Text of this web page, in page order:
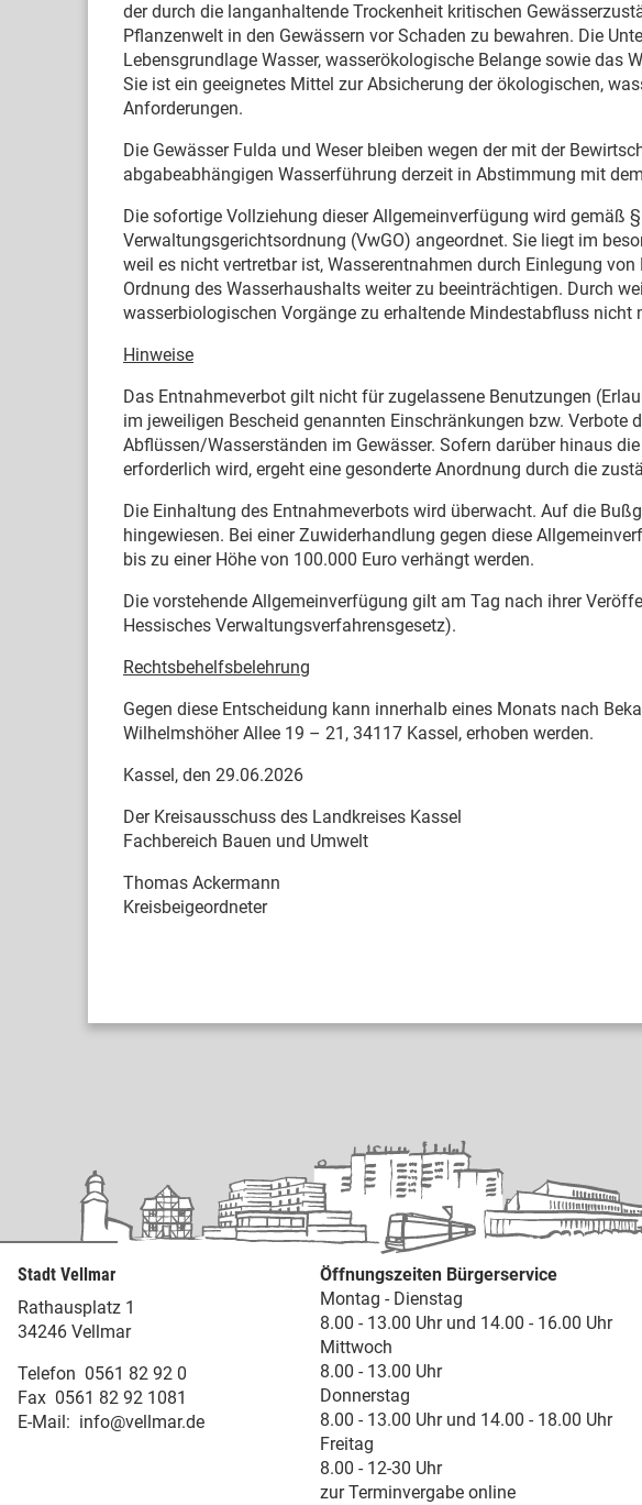
der durch die langanhaltende Trockenheit kritischen
Pflanzenwelt in den Gewässern vor Schaden zu bewahren. Die
Lebensgrundlage Wasser, wasserökologische Belange sowie das
Sie ist ein geeignetes Mittel zur Absicherung der ökologischen,
Anforderungen.
Die Gewässer Fulda und Weser bleiben wegen der mit der
abgabeabhängigen Wasserführung derzeit in Abstimmung mit
Die sofortige Vollziehung dieser Allgemeinverfügung wird gemäß
Verwaltungsgerichtsordnung (VwGO) angeordnet. Sie liegt im
weil es nicht vertretbar ist, Wasserentnahmen durch Einlegung
Ordnung des Wasserhaushalts weiter zu beeinträchtigen. Durch
wasserbiologischen Vorgänge zu erhaltende Mindestabfluss nicht
Hinweise
Das Entnahmeverbot gilt nicht für zugelassene Benutzungen
im jeweiligen Bescheid genannten Einschränkungen bzw. Verbote
Abflüssen/Wasserständen im Gewässer. Sofern darüber hinaus
erforderlich wird, ergeht eine gesonderte Anordnung durch die
Die Einhaltung des Entnahmeverbots wird überwacht. Auf die
hingewiesen. Bei einer Zuwiderhandlung gegen diese
bis zu einer Höhe von 100.000 Euro verhängt werden.
Die vorstehende Allgemeinverfügung gilt am Tag nach ihrer
Hessisches Verwaltungsverfahrensgesetz).
Rechtsbehelfsbelehrung
Gegen diese Entscheidung kann innerhalb eines Monats nach
Wilhelmshöher Allee 19 – 21, 34117 Kassel, erhoben werden.
Kassel, den 29.06.2026
Der Kreisausschuss des Landkreises Kassel
Fachbereich Bauen und Umwelt
Thomas Ackermann
Kreisbeigeordneter
Stadt Vellmar
Rathausplatz 1
34246 Vellmar
Telefon 0561 82 92 0
Fax 0561 82 92 1081
E-Mail: info@vellmar.de
Öffnungszeiten Bürgerservice
Montag - Dienstag
8.00 - 13.00 Uhr und 14.00 - 16.00 Uhr
Mittwoch
8.00 - 13.00 Uhr
Donnerstag
8.00 - 13.00 Uhr und 14.00 - 18.00 Uhr
Freitag
8.00 - 12-30 Uhr
zur Terminvergabe online